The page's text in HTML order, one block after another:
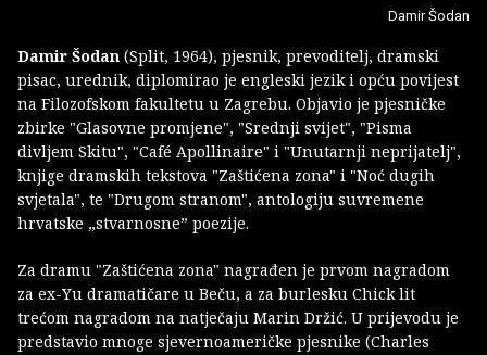
Damir Šodan
Damir Šodan (Split, 1964), pjesnik, prevoditelj, dramski
pisac, urednik, diplomirao je engleski jezik i opću povijest
na Filozofskom fakultetu u Zagrebu. Objavio je pjesničke
zbirke "Glasovne promjene", "Srednji svijet", "Pisma
divljem Skitu", "Café Apollinaire" i "Unutarnji neprijatelj",
knjige dramskih tekstova "Zaštićena zona" i "Noć dugih
svjetala", te "Drugom stranom", antologiju suvremene
hrvatske „stvarnosne” poezije.
Za dramu "Zaštićena zona" nagrađen je prvom nagradom
za ex-Yu dramatičare u Beču, a za burlesku Chick lit
trećom nagradom na natječaju Marin Držić. U prijevodu je
predstavio mnoge sjevernoameričke pjesnike (Charles